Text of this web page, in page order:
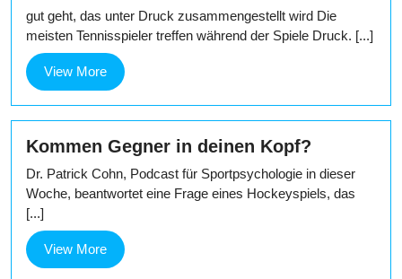
gut geht, das unter Druck zusammengestellt wird Die
meisten Tennisspieler treffen während der Spiele Druck. [...]
View MoreView
More
Kommen Gegner in deinen Kopf?
Dr. Patrick Cohn, Podcast für Sportpsychologie in dieser
Woche, beantwortet eine Frage eines Hockeyspiels, das
[...]
View MoreView
More